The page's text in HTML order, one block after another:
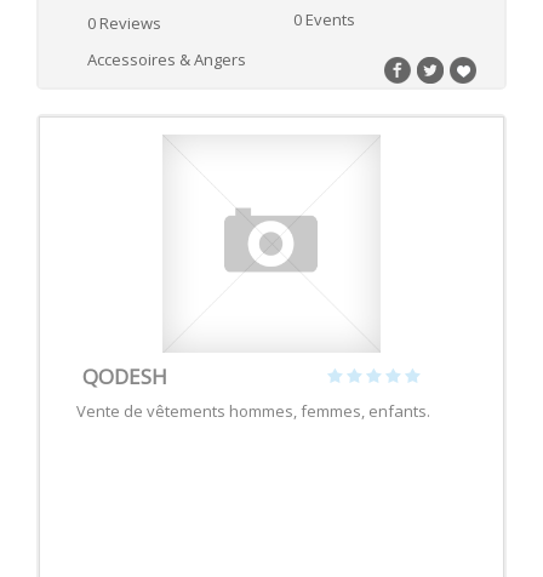
0 Reviews
0 Events
Accessoires & Angers
QODESH
Vente de vêtements hommes, femmes, enfants.